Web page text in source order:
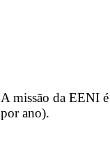
A missão da EENI é
por ano).